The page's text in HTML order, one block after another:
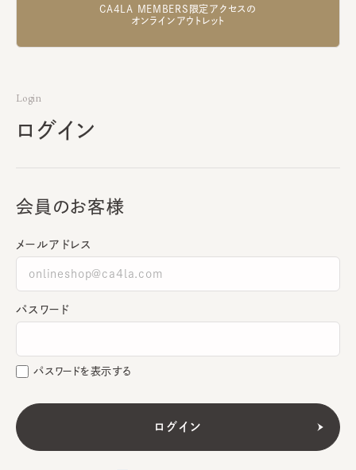
CA4LA MEMBERS限定アクセスの
オンラインアウトレット
Login
ログイン
会員のお客様
メールアドレス
パスワード
パスワードを表示する